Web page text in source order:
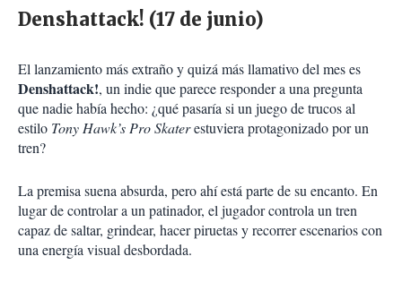
Denshattack! (17 de junio)
El lanzamiento más extraño y quizá más llamativo del mes es
Denshattack!, un indie que parece responder a una pregunta
que nadie había hecho: ¿qué pasaría si un juego de trucos al
estilo Tony Hawk’s Pro Skaterestuviera protagonizado por un
tren?
La premisa suena absurda, pero ahí está parte de su encanto. En
lugar de controlar a un patinador, el jugador controla un tren
capaz de saltar, grindear, hacer piruetas y recorrer escenarios con
una energía visual desbordada.